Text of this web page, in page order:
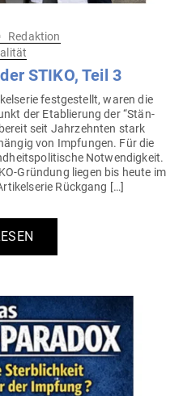
Redaktion
STIKO, Teil 3
fest­ge­stellt, waren die
der Eta­blierung der “Stän­
seit Jahr­zehnten stark
von Imp­fungen. Für die
Not­wen­digkeit.
Gründung liegen bis heute im
Rückgang […]